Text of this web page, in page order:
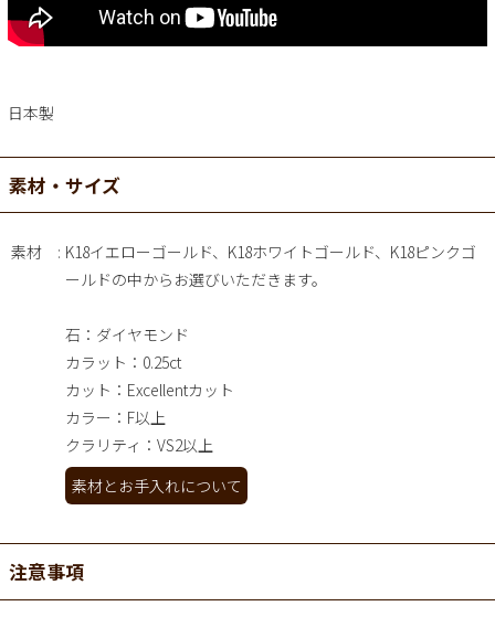
日本製
素材・サイズ
素材
K18イエローゴールド、K18ホワイトゴールド、K18ピンクゴ
ールドの中からお選びいただきます。
石：ダイヤモンド
カラット：0.25ct
カット：Excellentカット
カラー：F以上
クラリティ：VS2以上
素材とお手入れについて
注意事項